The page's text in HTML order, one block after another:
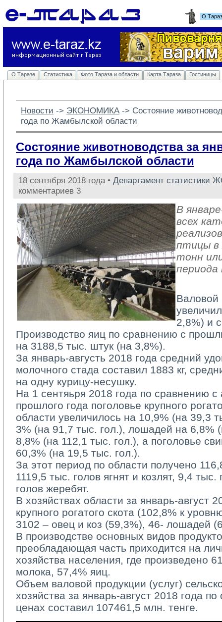
О
О Таразе Статистика Фото Тараза и области Карта Тараза Гостиницы
Новости -> ЭКОНОМИКА -> Состояние
года по Жамбылской области
Состояние животноводства за
года по Жамбылской области
18 сентября 2018 года • Департамент статистики
комментариев 3
В
всех
птицы в
тонн
периода
Валовой
2,8%) и
Производство яиц по сравнению с
на 3188,5 тыс. штук (на 3,8%).
За январь-августь 2018 года средний
молочного стада составил 1883 кг,
на одну курицу-несушку.
На 1 сентяьря 2018 года по сравнению
прошлого года поголовье крупного
области увеличилось на 10,9% (на 39,3
3% (на 91,7 тыс. гол.), лошадей на 6,8%
8,8% (на 112,1 тыс. гол.), а поголовье
60,3% (на 19,5 тыс. гол.).
За этот период по области получено
1119,5 тыс. голов ягнят и козлят, 9,4
голов жеребят.
В хозяйствах области за январь-август
крупного рогатого скота (102,8% к
3102 – овец и коз (59,3%), 46- лошадей
В производстве основных видов
преобладающая часть приходится на
хозяйства населения, где произведено
молока, 57,4% яиц.
Объем валовой продукции (услуг)
хозяйства за январь-август 2018 года
ценах составил 107461,5 млн. тенге.